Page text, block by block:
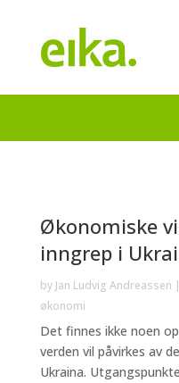
Økonomiske
inngrep i
by Jan Ludvig Andreassen |
økonomi
Det finnes ikke noen
verden vil påvirkes av
Ukraina.